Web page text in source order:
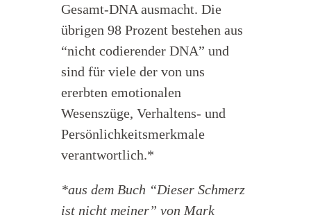
Gesamt-DNA ausmacht. Die
übrigen 98 Prozent bestehen aus
“nicht codierender DNA” und
sind für viele der von uns
ererbten emotionalen
Wesenszüge, Verhaltens- und
Persönlichkeitsmerkmale
verantwortlich.*
*aus dem Buch “Dieser Schmerz
ist nicht meiner” von Mark